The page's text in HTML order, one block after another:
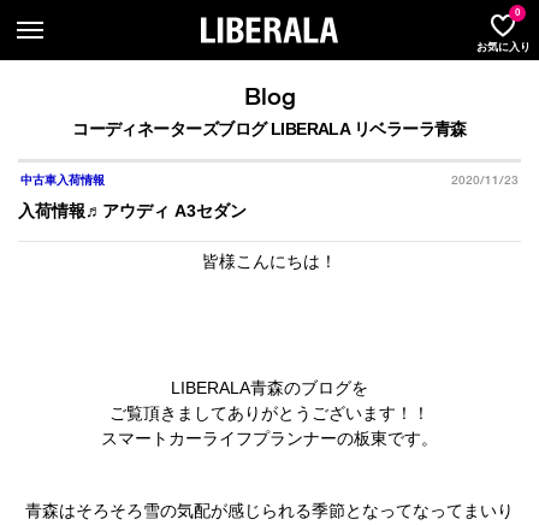
お気に入り
0
Blog
コーディネーターズブログ LIBERALA リベラーラ青森
中古車入荷情報 2020/11/23
入荷情報♬アウディ A3セダン
皆様こんにちは！
LIBERALA青森のブログを
ご覧頂きましてありがとうございます！！
スマートカーライフプランナーの板東です。
青森はそろそろ雪の気配が感じられる季節となってなってまいり